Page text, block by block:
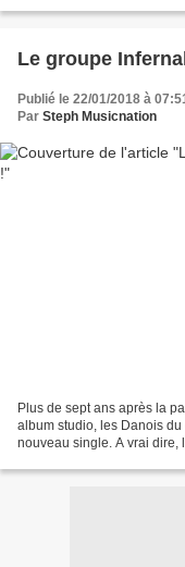
Le groupe
Publié le 22/01/2018 à
Par Steph Musicnation
Plus de sept ans après la
album studio, les Danois
nouveau single. A vrai dire,